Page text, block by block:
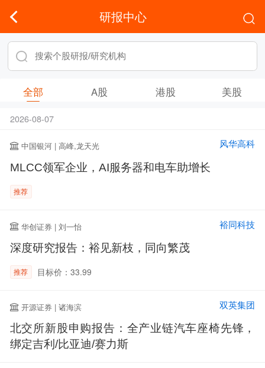
研报中心
全部 A股 港股 美股
2026-08-07
中国银河 | 高峰,龙天光 风华高科
MLCC领军企业，AI服务器和电车助增长
推荐
华创证券 | 刘一怡 裕同科技
深度研究报告：裕见新枝，同向繁茂
推荐 目标价：33.99
开源证券 | 诸海滨 双英集团
北交所新股申购报告：全产业链汽车座椅先锋，
绑定吉利/比亚迪/赛力斯